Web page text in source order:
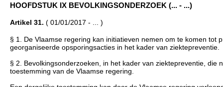
HOOFDSTUK IX BEVOLKINGSONDERZOEK (... - ...)
Artikel 31. ( 01/01/2017 - ... )
§ 1. De Vlaamse regering kan initiatieven nemen om te komen
georganiseerde opsporingsacties in het kader van ziektepreventie.
§ 2. Bevolkingsonderzoeken, in het kader van ziektepreventie,
toestemming van de Vlaamse regering.